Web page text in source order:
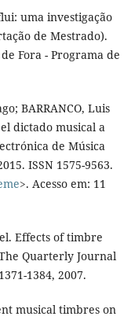
uma investigação
de Mestrado).
Fora - Programa de
BARRANCO, Luis
dictado musical a
de Música
ISSN 1575-9563.
>. Acesso em: 11
Effects of timbre
Quarterly Journal
1384, 2007.
musical timbres on